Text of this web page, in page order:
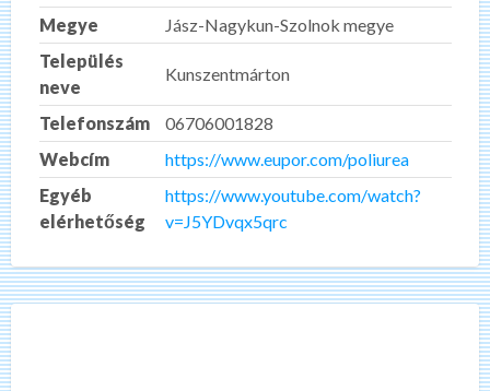
Megye
Jász-Nagykun-Szolnok megye
Település
neve
Kunszentmárton
Telefonszám
06706001828
Webcím
https://www.eupor.com/poliurea
Egyéb
elérhetőség
https://www.youtube.com/watch?
v=J5YDvqx5qrc